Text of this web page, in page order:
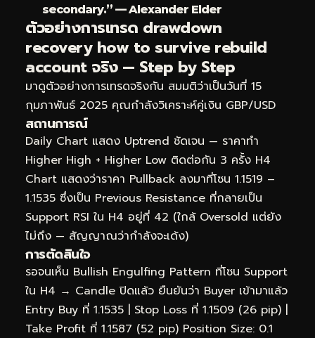
secondary.” — Alexander Elder
ตัวอย่างการเทรด drawdown
recovery how to survive rebuild
account จริง — Step by Step
มาดูตัวอย่างการเทรดจริงกัน สมมติว่าเป็นวันที่ 15
กุมภาพันธ์ 2025 คุณกำลังวิเคราะห์คู่เงิน GBP/USD
สถานการณ์
Daily Chart แสดง Uptrend ชัดเจน — ราคาทำ
Higher High + Higher Low ติดต่อกัน 3 ครั้ง H4
Chart แสดงว่าราคา Pullback ลงมาที่โซน 1.1519 –
1.1535 ซึ่งเป็น Previous Resistance ที่กลายเป็น
Support RSI ใน H4 อยู่ที่ 42 (ใกล้ Oversold แต่ยัง
ไม่ถึง — สัญญาณว่ากำลังจะเด้ง)
การตัดสินใจ
รอจนเห็น Bullish Engulfing Pattern ที่โซน Support
ใน H4 → Candle ปิดแล้ว ยืนยันว่า Buyer เข้ามาแล้ว
Entry Buy ที่ 1.1535 | Stop Loss ที่ 1.1509 (26 pip) |
Take Profit ที่ 1.1587 (52 pip) Position Size: 0.1